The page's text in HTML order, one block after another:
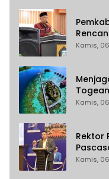
dan
Kamis,
Kamis,
Rektor
Akal
Kamis,